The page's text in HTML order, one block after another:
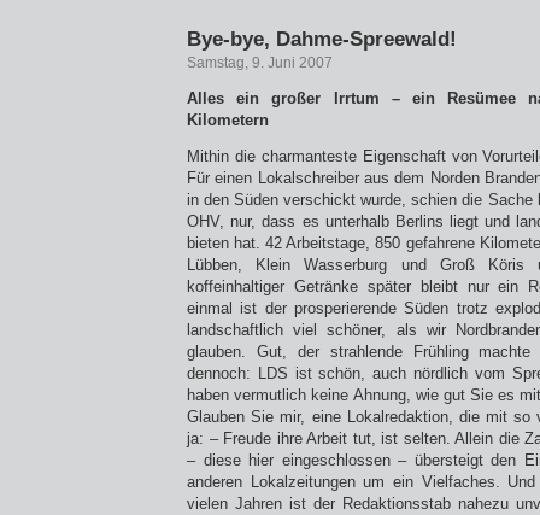
Bye-bye, Dahme-Spreewald!
Samstag, 9. Juni 2007
Alles ein großer Irrtum – ein Resümee
Kilometern
Mithin die charmanteste Eigenschaft von
Für einen Lokalschreiber aus dem Norden
in den Süden verschickt wurde, schien die
OHV, nur, dass es unterhalb Berlins liegt und
bieten hat. 42 Arbeitstage, 850 gefahrene
Lübben, Klein Wasserburg und Groß Köris
koffeinhaltiger Getränke später bleibt nur ein
einmal ist der prosperierende Süden trotz
landschaftlich viel schöner, als wir
glauben. Gut, der strahlende Frühling
dennoch: LDS ist schön, auch nördlich vom
haben vermutlich keine Ahnung, wie gut Sie es
Glauben Sie mir, eine Lokalredaktion, die mit
ja: – Freude ihre Arbeit tut, ist selten. Allein die
– diese hier eingeschlossen – übersteigt den
anderen Lokalzeitungen um ein Vielfaches.
vielen Jahren ist der Redaktionsstab nahezu